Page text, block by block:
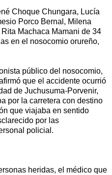
Choque Chungara, Lucía
Porco Bernal, Milena
Machaca Mamani de 34
en el nosocomio orureño,
público del nosocomio,
que el accidente ocurrió
de Juchusuma-Porvenir,
por la carretera con destino
que viajaba en sentido
por las
policial.
heridas, el médico que